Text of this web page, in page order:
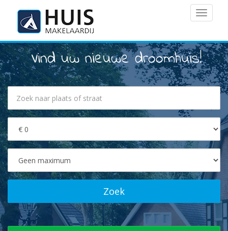
MENU
Vind uw nieuwe droomhuis!
Zoek
naar
plaats
of
straat
Prijs
van
Prijs
tot
Zoek